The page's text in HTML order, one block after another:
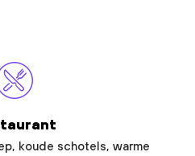
koude schotels, warme